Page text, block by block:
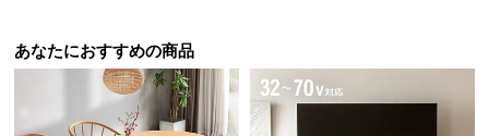
あなたにおすすめの商品